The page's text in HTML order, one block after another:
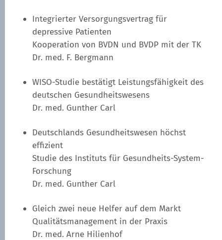
Integrierter Versorgungsvertrag für
depressive Patienten
Kooperation von BVDN und BVDP mit der TK
Dr. med. F. Bergmann
WISO-Studie bestätigt Leistungsfähigkeit des
deutschen Gesundheitswesens
Dr. med. Gunther Carl
Deutschlands Gesundheitswesen höchst
effizient
Studie des Instituts für Gesundheits-System-
Forschung
Dr. med. Gunther Carl
Gleich zwei neue Helfer auf dem Markt
Qualitätsmanagement in der Praxis
Dr. med. Arne Hilienhof